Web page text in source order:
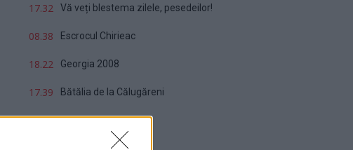
17.32 Vă veți blestema zilele, pesedeilor!
08.38 Escrocul Chirieac
18.22 Georgia 2008
17.39 Bătălia de la Călugăreni